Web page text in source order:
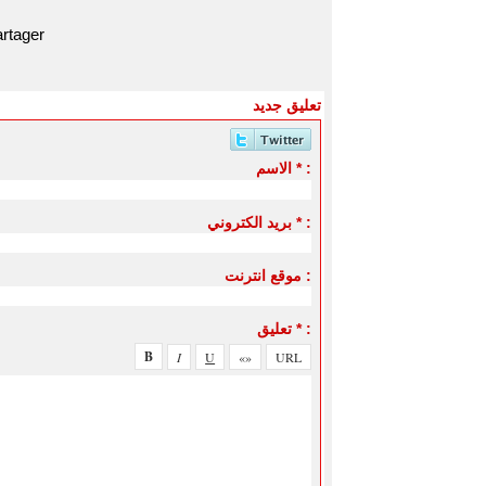
تعليق جديد
الاسم * :
بريد الكتروني * :
موقع انترنت :
تعليق * :